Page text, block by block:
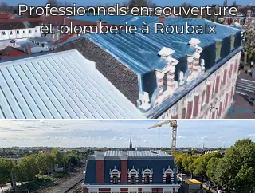
Professionnels en couverture
et plomberie à Roubaix